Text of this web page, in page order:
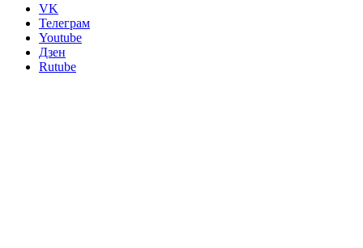
VK
Телеграм
Youtube
Дзен
Rutube